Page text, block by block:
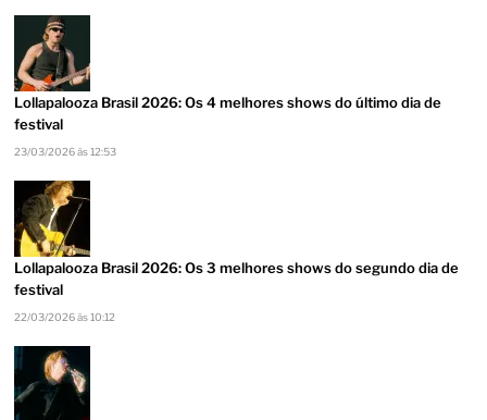
Lollapalooza Brasil 2026: Os 4 melhores shows do último dia de
festival
23/03/2026 às 12:53
Lollapalooza Brasil 2026: Os 3 melhores shows do segundo dia de
festival
22/03/2026 às 10:12